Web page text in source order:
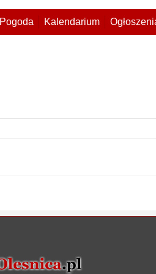
Pogoda Kalendarium